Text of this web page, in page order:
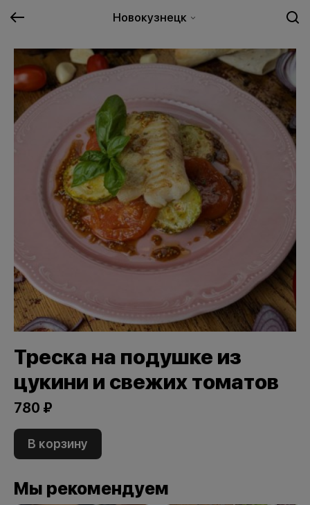
Новокузнецк
Треска на подушке из
цукини и свежих томатов
780 ₽
В корзину
Мы рекомендуем